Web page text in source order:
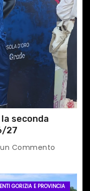
la seconda
27
Commento
GORIZIA E PROVINCIA